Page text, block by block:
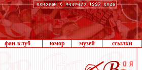
фан-клуб юмор музей ссылки